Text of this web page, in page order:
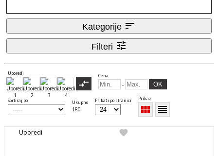
Kategorije sort
Filteri tune
Uporedi
compare_arrows
Cena
- OK
Sortiraj po Ukupno
180
Prikaži po stranici Prikaz
view_module reorder
favorite
Uporedi